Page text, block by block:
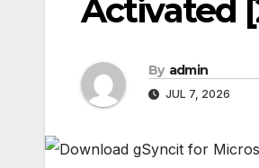
Activated
By admin
JUL 7, 2026